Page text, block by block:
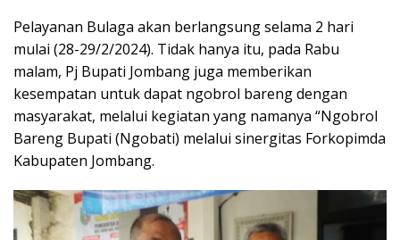
Pelayanan Bulaga akan berlangsung selama 2 hari
mulai (28-29/2/2024). Tidak hanya itu, pada Rabu
malam, Pj Bupati Jombang juga memberikan
kesempatan untuk dapat ngobrol bareng dengan
masyarakat, melalui kegiatan yang namanya “Ngobrol
Bareng Bupati (Ngobati) melalui sinergitas Forkopimda
Kabupaten Jombang.